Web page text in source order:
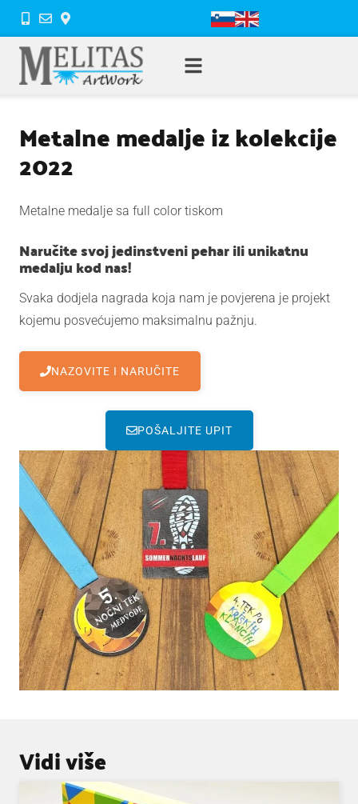
Metalne medalje iz kolekcije
2022
Metalne medalje sa full color tiskom
Naručite svoj jedinstveni pehar ili unikatnu
medalju kod nas!
Svaka dodjela nagrada koja nam je povjerena je projekt
kojemu posvećujemo maksimalnu pažnju.
NAZOVITE I NARUČITE
POŠALJITE UPIT
Vidi više